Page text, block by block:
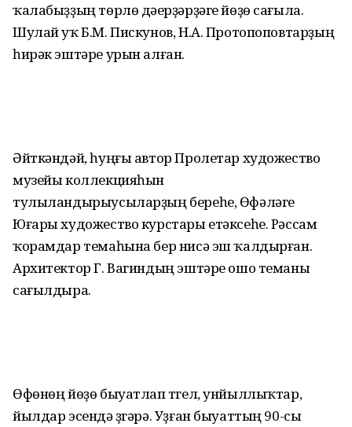
ҡалабыҙҙың төрлө дәүерҙәрҙәге йөҙө сағыла.
Шулай уҡ Б.М. Пискунов, Н.А. Протопоповтарҙың
һирәк эштәре урын алған.
Әйткәндәй, һуңғы автор Пролетар художество
музейы коллекцияһын
тулыландырыусыларҙың береһе, Өфәләге
Юғары художество курстары етәксеһе. Рәссам
ҡорамдар темаһына бер нисә эш ҡалдырған.
Архитектор Г. Вагиндың эштәре ошо теманы
сағылдыра.
Өфөнөң йөҙө быуатлап түгел, унйыллыҡтар,
йылдар эсендә үҙгәрә. Уҙған быуаттың 90-сы